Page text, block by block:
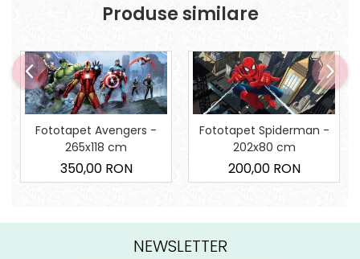
Produse similare
Fototapet Avengers -
265x118 cm
350,00 RON
Fototapet Spiderman -
202x80 cm
200,00 RON
NEWSLETTER